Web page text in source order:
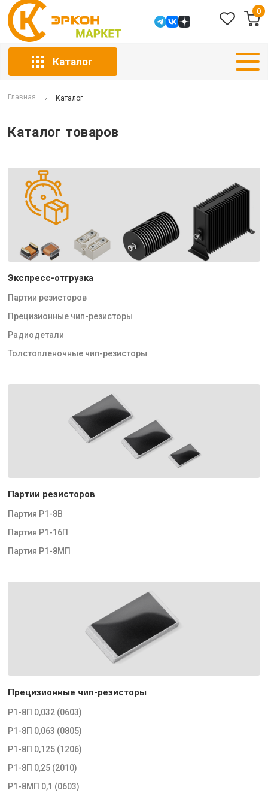
0
Каталог
Главная Каталог
Каталог товаров
Экспресс-отгрузка
Партии резисторов
Прецизионные чип-резисторы
Радиодетали
Толстопленочные чип-резисторы
Партии резисторов
Партия Р1-8В
Партия Р1-16П
Партия Р1-8МП
Прецизионные чип-резисторы
Р1-8П 0,032 (0603)
Р1-8П 0,063 (0805)
Р1-8П 0,125 (1206)
Р1-8П 0,25 (2010)
Р1-8МП 0,1 (0603)